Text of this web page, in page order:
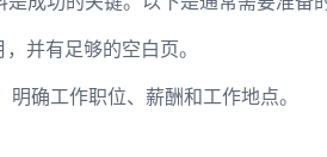
并有足够的空白页。
确工作职位、薪酬和工作地点。